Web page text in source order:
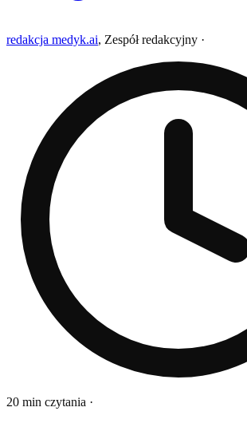
redakcja medyk.ai, Zespół redakcyjny ·
20 min czytania ·